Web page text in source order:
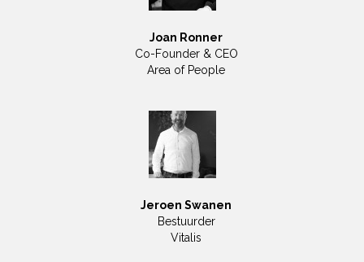
Joan Ronner
Co-Founder & CEO
Area of People
Jeroen Swanen
Bestuurder
Vitalis